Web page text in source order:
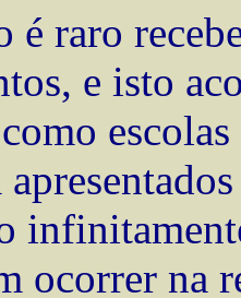
é raro
e isto
ocorrer na